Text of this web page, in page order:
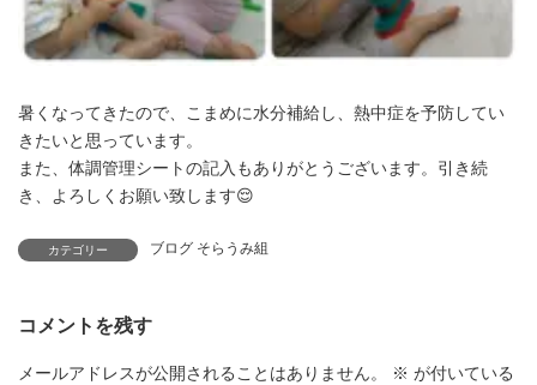
暑くなってきたので、こまめに水分補給し、熱中症を予防してい
きたいと思っています。
また、体調管理シートの記入もありがとうございます。引き続
き、よろしくお願い致します😌
カテゴリー ブログ そらうみ組
コメントを残す
メールアドレスが公開されることはありません。 ※ が付いている